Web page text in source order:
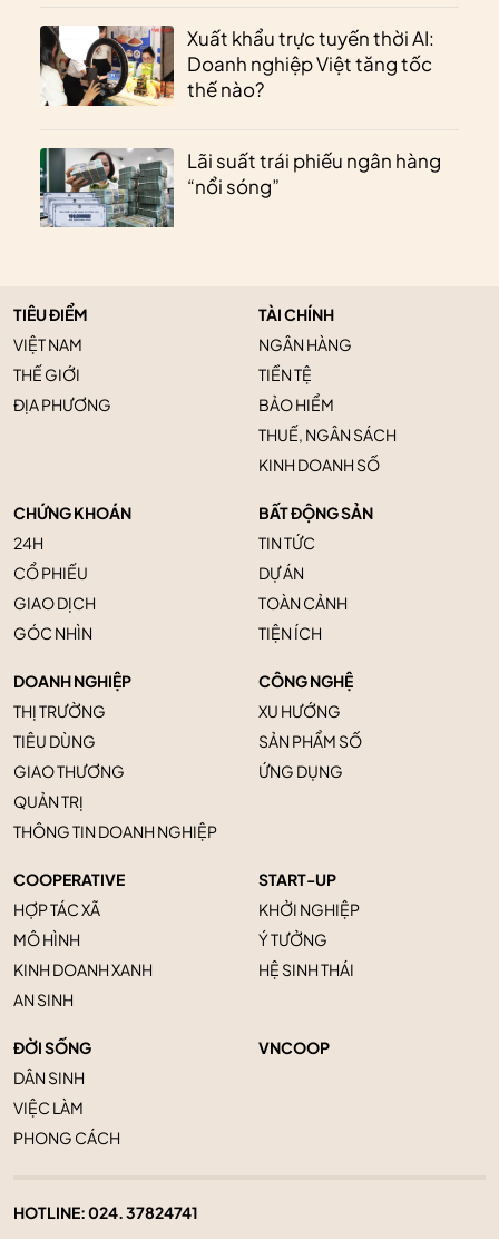
Xuất khẩu trực tuyến thời AI:
Doanh nghiệp Việt tăng tốc
thế nào?
Lãi suất trái phiếu ngân hàng
“nổi sóng”
TIÊU ĐIỂM
VIỆT NAM
THẾ GIỚI
ĐỊA PHƯƠNG
TÀI CHÍNH
NGÂN HÀNG
TIỀN TỆ
BẢO HIỂM
THUẾ, NGÂN SÁCH
KINH DOANH SỐ
CHỨNG KHOÁN
24H
CỔ PHIẾU
GIAO DỊCH
GÓC NHÌN
BẤT ĐỘNG SẢN
TIN TỨC
DỰ ÁN
TOÀN CẢNH
TIỆN ÍCH
DOANH NGHIỆP
THỊ TRƯỜNG
TIÊU DÙNG
GIAO THƯƠNG
QUẢN TRỊ
THÔNG TIN DOANH NGHIỆP
CÔNG NGHỆ
XU HƯỚNG
SẢN PHẨM SỐ
ỨNG DỤNG
COOPERATIVE
HỢP TÁC XÃ
MÔ HÌNH
KINH DOANH XANH
AN SINH
START-UP
KHỞI NGHIỆP
Ý TƯỞNG
HỆ SINH THÁI
ĐỜI SỐNG
DÂN SINH
VIỆC LÀM
PHONG CÁCH
VNCOOP
HOTLINE:024. 37824741